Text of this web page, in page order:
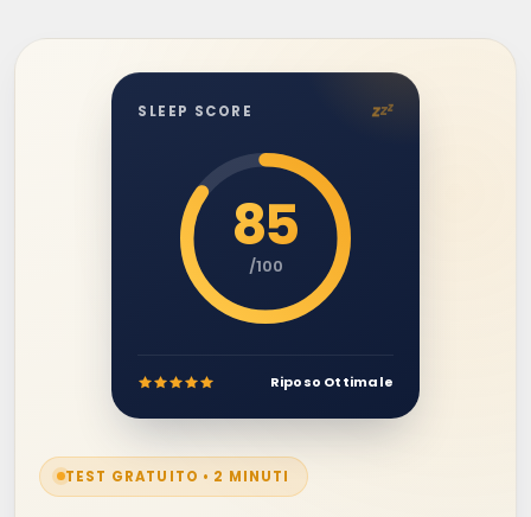
TEST GRATUITO • 2 MINUTI
SLEEP SCORE zzz
85
/100
Riposo Ottimale